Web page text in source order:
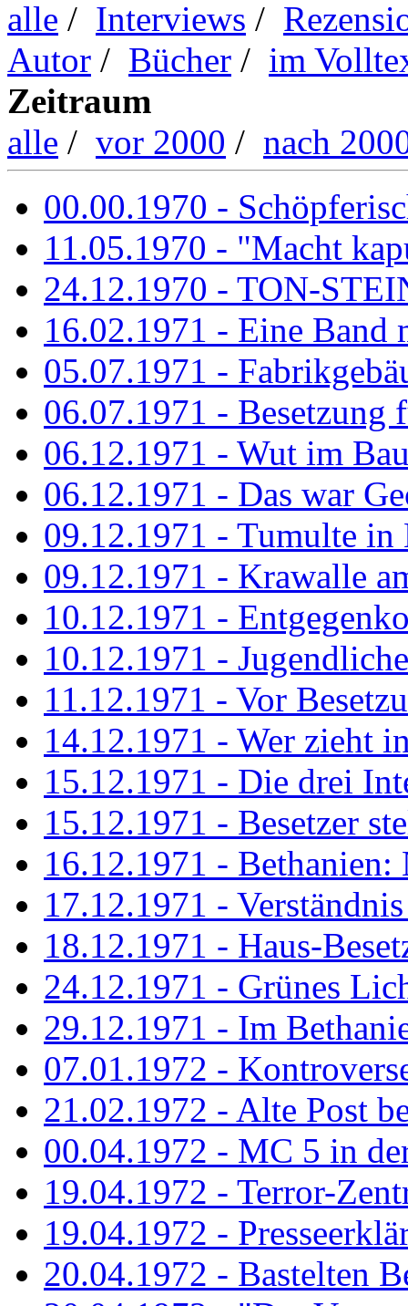
alle / Interviews /
Autor / Bücher / im
Zeitraum
alle / vor 2000 / nach
00.00.1970 -
11.05.1970 - "Macht
24.12.1970 - TON-
16.02.1971 - Eine Band
05.07.1971 -
06.07.1971 - Besetzung
06.12.1971 - Wut im
06.12.1971 - Das war
09.12.1971 - Tumulte in
09.12.1971 - Krawalle
10.12.1971 -
10.12.1971 -
11.12.1971 - Vor
14.12.1971 - Wer zieht
15.12.1971 - Die drei
15.12.1971 - Besetzer
16.12.1971 - Bethanien:
17.12.1971 -
18.12.1971 - Haus-
24.12.1971 - Grünes
29.12.1971 - Im
07.01.1972 -
21.02.1972 - Alte Post
00.04.1972 - MC 5 in
19.04.1972 - Terror-
19.04.1972 -
20.04.1972 - Bastelten